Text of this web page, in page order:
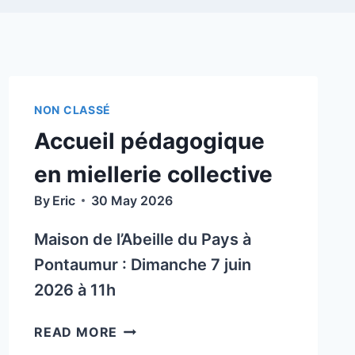
NON CLASSÉ
Accueil pédagogique
en miellerie collective
By Eric 30 May 2026
Maison de l’Abeille du Pays à
Pontaumur : Dimanche 7 juin
2026 à 11h
READ MORE ACCUEIL